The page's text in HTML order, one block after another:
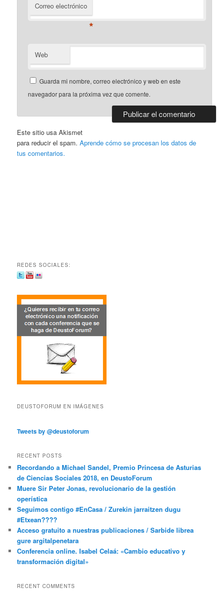
Correo electrónico
*
Web
Guarda mi nombre, correo electrónico y web en este
navegador para la próxima vez que comente.
Este sitio usa Akismet
para reducir el spam.Aprende cómo se procesan los datos de
tus comentarios.
REDES SOCIALES:
DEUSTOFORUM EN IMÁGENES
Tweets by @deustoforum
RECENT POSTS
Recordando a Michael Sandel, Premio Princesa de Asturias
de Ciencias Sociales 2018, en DeustoForum
Muere Sir Peter Jonas, revolucionario de la gestión
operística
Seguimos contigo #EnCasa / Zurekin jarraitzen dugu
#Etxean????
Acceso gratuito a nuestras publicaciones / Sarbide librea
gure argitalpenetara
Conferencia online. Isabel Celaá: «Cambio educativo y
transformación digital»
RECENT COMMENTS